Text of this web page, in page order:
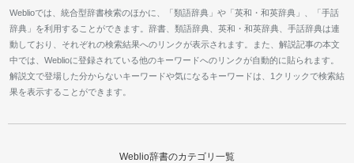
Weblioでは、統合型辞書検索のほかに、「類語辞典」や「英和・和英辞典」、「手話
辞典」を利用することができます。辞書、類語辞典、英和・和英辞典、手話辞典は連
動しており、それぞれの検索結果へのリンクが表示されます。また、解説記事の本文
中では、Weblioに登録されている他のキーワードへのリンクが自動的に貼られます。
解説文で登場した分からないキーワードや気になるキーワードは、1クリックで検索結
果を表示することができます。
Weblio辞書のカテゴリ一覧